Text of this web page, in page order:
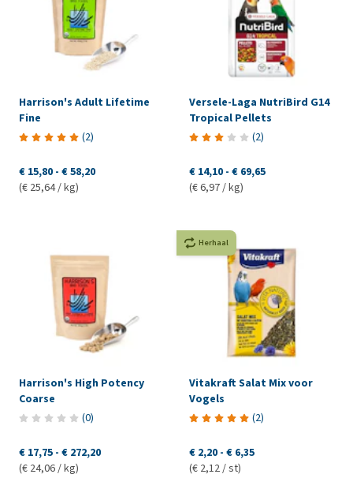
Harrison's Adult Lifetime
Fine
(2)
€ 15,80 - € 58,20
(€ 25,64 / kg)
Versele-Laga NutriBird G14
Tropical Pellets
(2)
€ 14,10 - € 69,65
(€ 6,97 / kg)
Harrison's High Potency
Coarse
(0)
€ 17,75 - € 272,20
(€ 24,06 / kg)
Herhaal
Vitakraft Salat Mix voor
Vogels
(2)
€ 2,20 - € 6,35
(€ 2,12 / st)